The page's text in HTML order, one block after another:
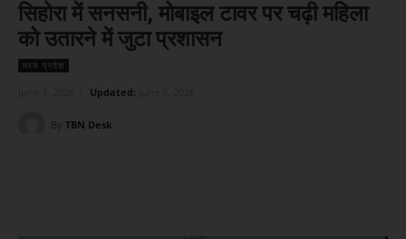
सिहोरा में सनसनी, मोबाइल टावर पर चढ़ी महिला
को उतारने में जुटा प्रशासन
मध्य प्रदेश
Updated:
By TBN Desk